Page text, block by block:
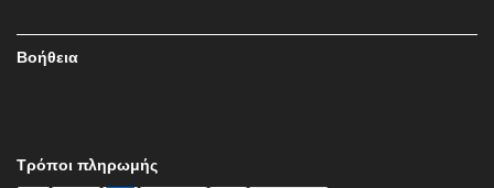
Βοήθεια
Τρόποι πληρωμής